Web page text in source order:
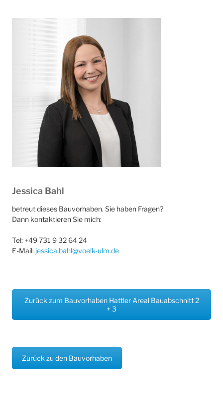
Jessica Bahl
betreut dieses Bauvorhaben. Sie haben Fragen?
Dann kontaktieren Sie mich:
Tel: +49 731 9 32 64 24
E-Mail: jessica.bahl@voelk-ulm.de
Zurück zum Bauvorhaben Hattler Areal Bauabschnitt 2
+ 3
Zurück zu den Bauvorhaben